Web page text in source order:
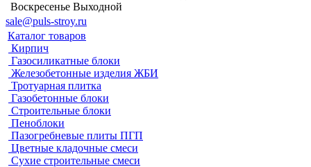
Воскресенье Выходной
sale@puls-stroy.ru
Каталог товаров
Кирпич
Газосиликатные блоки
Железобетонные изделия ЖБИ
Тротуарная плитка
Газобетонные блоки
Строительные блоки
Пеноблоки
Пазогребневые плиты ПГП
Цветные кладочные смеси
Сухие строительные смеси